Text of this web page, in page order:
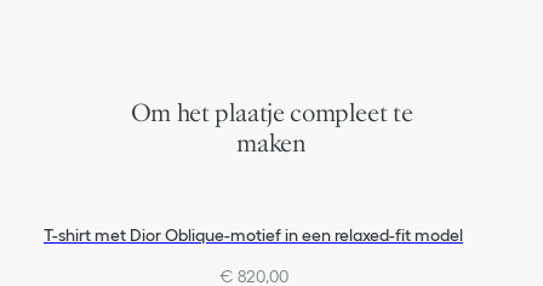
Om het plaatje compleet te
maken
T-shirt met Dior Oblique-motief in een relaxed-fit model
€ 820,00